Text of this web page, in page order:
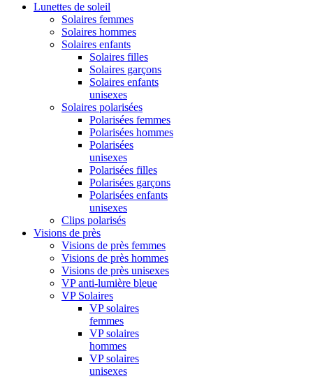
Lunettes de soleil
Solaires femmes
Solaires hommes
Solaires enfants
Solaires filles
Solaires garçons
Solaires enfants
unisexes
Solaires polarisées
Polarisées femmes
Polarisées hommes
Polarisées
unisexes
Polarisées filles
Polarisées garçons
Polarisées enfants
unisexes
Clips polarisés
Visions de près
Visions de près femmes
Visions de près hommes
Visions de près unisexes
VP anti-lumière bleue
VP Solaires
VP solaires
femmes
VP solaires
hommes
VP solaires
unisexes